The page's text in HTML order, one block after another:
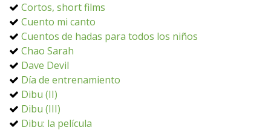
Cortos, short films
Cuento mi canto
Cuentos de hadas para todos los niños
Chao Sarah
Dave Devil
Día de entrenamiento
Dibu (II)
Dibu (III)
Dibu: la película